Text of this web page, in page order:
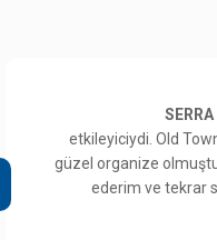
etkileyiciydi. Old
güzel organize
ederim ve tekrar